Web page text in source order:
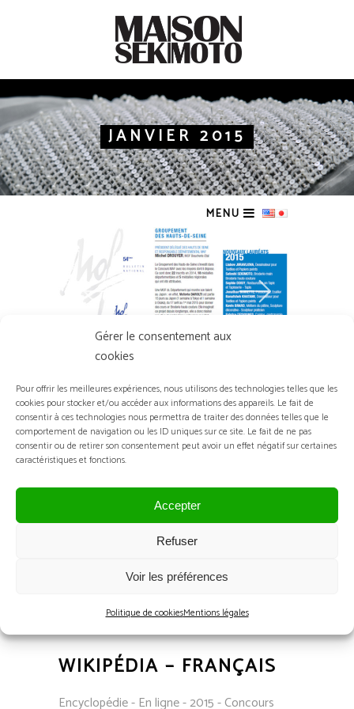
Gérer le consentement aux
cookies
Pour offrir les meilleures expériences, nous utilisons des technologies telles que les
cookies pour stocker et/ou accéder aux informations des appareils. Le fait de
consentir à ces technologies nous permettra de traiter des données telles que le
comportement de navigation ou les ID uniques sur ce site. Le fait de ne pas
consentir ou de retirer son consentement peut avoir un effet négatif sur certaines
caractéristiques et fonctions.
Accepter
Refuser
Voir les préférences
Politique de cookiesMentions légales
MENU
JANVIER 2015
JOURNAUX DU
CONCOURS MOF
Journaux - France - 2 articles - 2015 -
WIKIPÉDIA – FRANÇAIS
Encyclopédie - En ligne - 2015 - Concours